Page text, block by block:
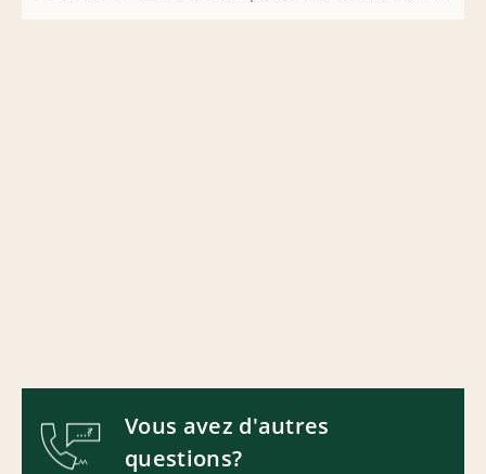
Vous avez d'autres
questions?